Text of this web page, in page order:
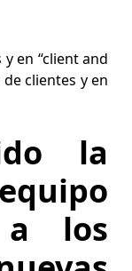
en “client and
clientes y en
la
a los